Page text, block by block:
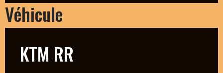
Véhicule
KTM RR